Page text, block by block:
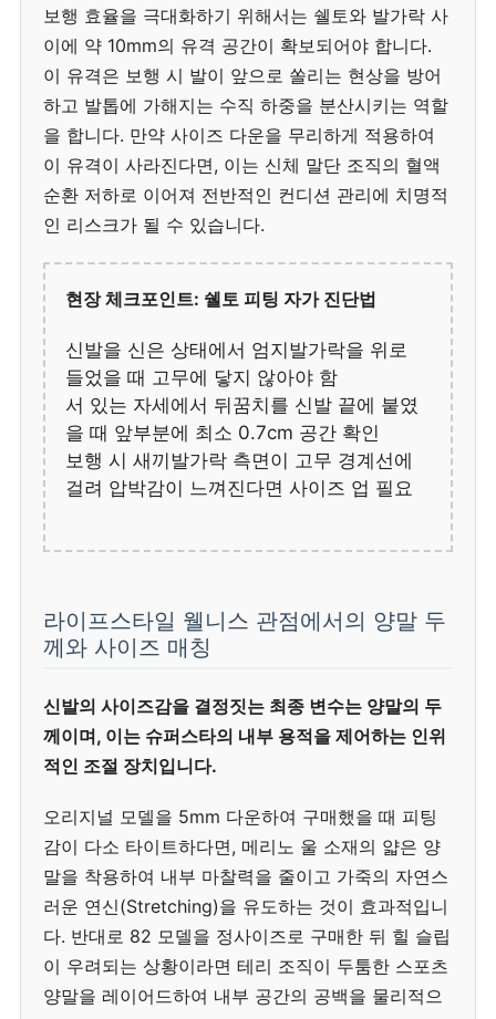
보행 효율을 극대화하기 위해서는 쉘토와 발가락 사
이에 약 10mm의 유격 공간이 확보되어야 합니다.
이 유격은 보행 시 발이 앞으로 쏠리는 현상을 방어
하고 발톱에 가해지는 수직 하중을 분산시키는 역할
을 합니다. 만약 사이즈 다운을 무리하게 적용하여
이 유격이 사라진다면, 이는 신체 말단 조직의 혈액
순환 저하로 이어져 전반적인 컨디션 관리에 치명적
인 리스크가 될 수 있습니다.
현장 체크포인트: 쉘토 피팅 자가 진단법
신발을 신은 상태에서 엄지발가락을 위로
들었을 때 고무에 닿지 않아야 함
서 있는 자세에서 뒤꿈치를 신발 끝에 붙였
을 때 앞부분에 최소 0.7cm 공간 확인
보행 시 새끼발가락 측면이 고무 경계선에
걸려 압박감이 느껴진다면 사이즈 업 필요
라이프스타일 웰니스 관점에서의 양말 두
께와 사이즈 매칭
신발의 사이즈감을 결정짓는 최종 변수는 양말의 두
께이며, 이는 슈퍼스타의 내부 용적을 제어하는 인위
적인 조절 장치입니다.
오리지널 모델을 5mm 다운하여 구매했을 때 피팅
감이 다소 타이트하다면, 메리노 울 소재의 얇은 양
말을 착용하여 내부 마찰력을 줄이고 가죽의 자연스
러운 연신(Stretching)을 유도하는 것이 효과적입니
다. 반대로 82 모델을 정사이즈로 구매한 뒤 힐 슬립
이 우려되는 상황이라면 테리 조직이 두툼한 스포츠
양말을 레이어드하여 내부 공간의 공백을 물리적으